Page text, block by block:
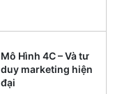
Mô Hình 4C – Và tư
duy marketing hiện
đại